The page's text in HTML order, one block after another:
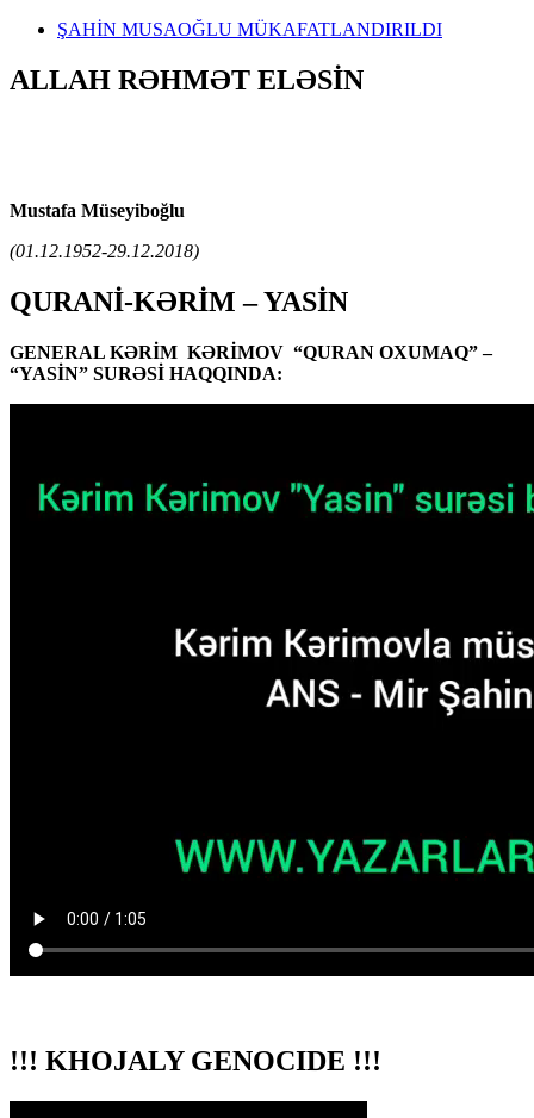
ŞAHİN MUSAOĞLU MÜKAFATLANDIRILDI
ALLAH RƏHMƏT ELƏSİN
Mustafa Müseyiboğlu
(01.12.1952-29.12.2018)
QURANİ-KƏRİM – YASİN
GENERAL KƏRİM KƏRİMOV “QURAN OXUMAQ” –
“YASİN” SURƏSİ HAQQINDA:
!!! KHOJALY GENOCIDE !!!